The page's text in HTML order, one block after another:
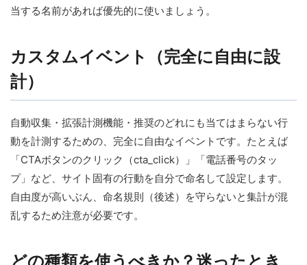
当する名前があれば優先的に使いましょう。
カスタムイベント（完全に自由に設
計）
自動収集・拡張計測機能・推奨のどれにも当てはまらない行
動を計測するための、完全に自由なイベントです。たとえば
「CTAボタンのクリック（cta_click）」「電話番号のタッ
プ」など、サイト固有の行動を自分で命名して設定します。
自由度が高いぶん、命名規則（後述）を守らないと集計が混
乱するため注意が必要です。